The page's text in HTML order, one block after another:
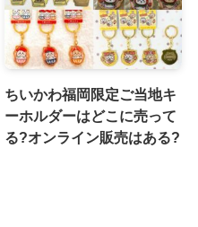
ちいかわ福岡限定ご当地キ
ーホルダーはどこに売って
る?オンライン販売はある?